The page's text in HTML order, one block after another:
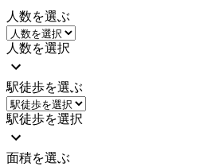
人数を選ぶ
人数を選択
駅徒歩を選ぶ
駅徒歩を選択
面積を選ぶ